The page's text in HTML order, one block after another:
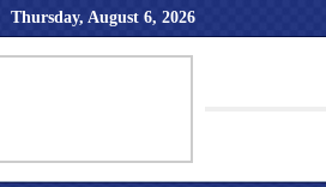
Thursday, August 6, 2026